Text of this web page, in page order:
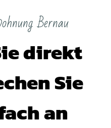
Bernau
direkt
Sie
an